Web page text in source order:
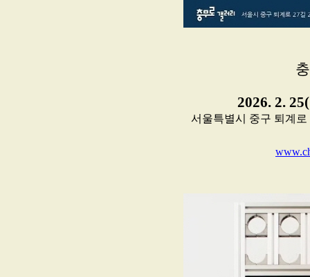
2026. 2.
서울특별시 중구 퇴계로